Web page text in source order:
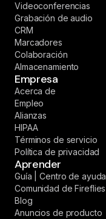
Videoconferencias
Grabación de audio
CRM
Marcadores
Colaboración
Almacenamiento
Empresa
Acerca de
Empleo
Alianzas
HIPAA
Términos de servicio
Política de privacidad
Aprender
Guía | Centro de ayuda
Comunidad de Fireflies
Blog
Anuncios de producto